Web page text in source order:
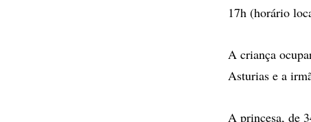
17h (horário
A criança
Asturias e a
A princesa, de